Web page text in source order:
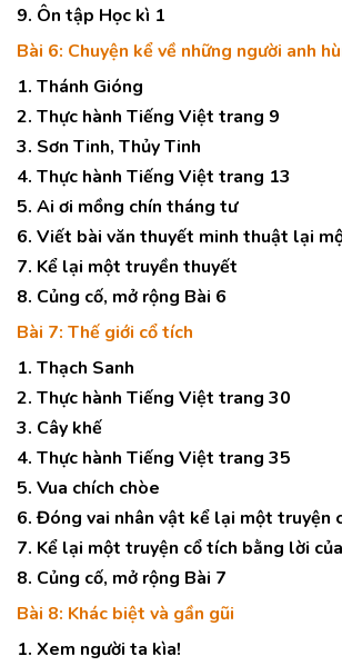
9. Ôn tập Học kì 1
Bài 6: Chuyện kể về những người anh
1. Thánh Gióng
2. Thực hành Tiếng Việt trang 9
3. Sơn Tinh, Thủy Tinh
4. Thực hành Tiếng Việt trang 13
5. Ai ơi mồng chín tháng tư
6. Viết bài văn thuyết minh thuật lại
7. Kể lại một truyền thuyết
8. Củng cố, mở rộng Bài 6
Bài 7: Thế giới cổ tích
1. Thạch Sanh
2. Thực hành Tiếng Việt trang 30
3. Cây khế
4. Thực hành Tiếng Việt trang 35
5. Vua chích chòe
6. Đóng vai nhân vật kể lại một truyện
7. Kể lại một truyện cổ tích bằng lời
8. Củng cố, mở rộng Bài 7
Bài 8: Khác biệt và gần gũi
1. Xem người ta kìa!